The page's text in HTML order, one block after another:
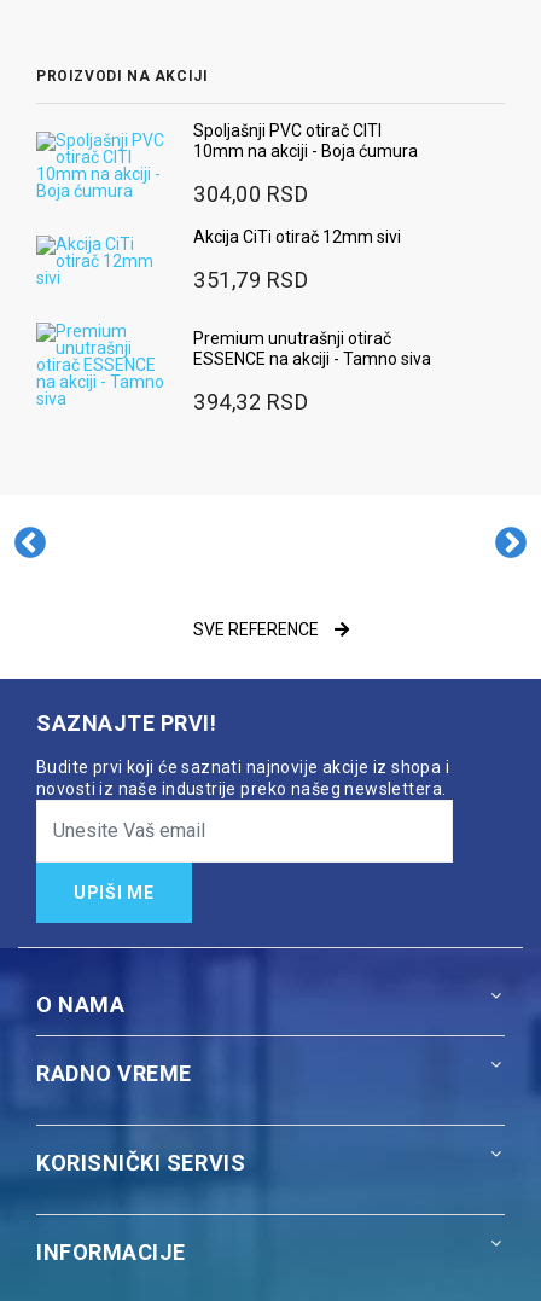
PROIZVODI NA AKCIJI
Spoljašnji PVC otirač CITI
10mm na akciji - Boja ćumura
304,00 RSD
Akcija CiTi otirač 12mm sivi
351,79 RSD
Premium unutrašnji otirač
ESSENCE na akciji - Tamno siva
394,32 RSD
SVE REFERENCE
SAZNAJTE PRVI!
Budite prvi koji će saznati najnovije akcije iz shopa i
novosti iz naše industrije preko našeg newslettera.
UPIŠI ME
O NAMA
RADNO VREME
KORISNIČKI SERVIS
INFORMACIJE